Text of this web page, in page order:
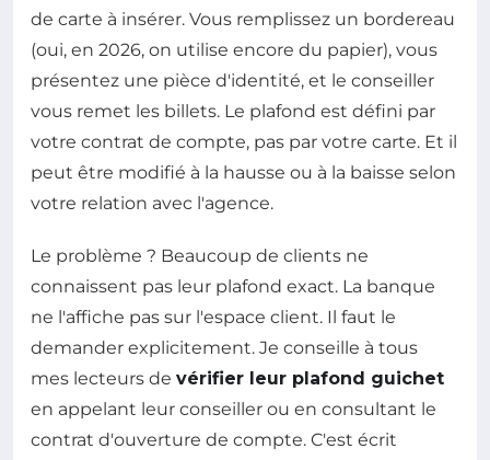
de carte à insérer. Vous remplissez un bordereau
(oui, en 2026, on utilise encore du papier), vous
présentez une pièce d'identité, et le conseiller
vous remet les billets. Le plafond est défini par
votre contrat de compte, pas par votre carte. Et il
peut être modifié à la hausse ou à la baisse selon
votre relation avec l'agence.
Le problème ? Beaucoup de clients ne
connaissent pas leur plafond exact. La banque
ne l'affiche pas sur l'espace client. Il faut le
demander explicitement. Je conseille à tous
mes lecteurs de vérifier leur plafond guichet
en appelant leur conseiller ou en consultant le
contrat d'ouverture de compte. C'est écrit